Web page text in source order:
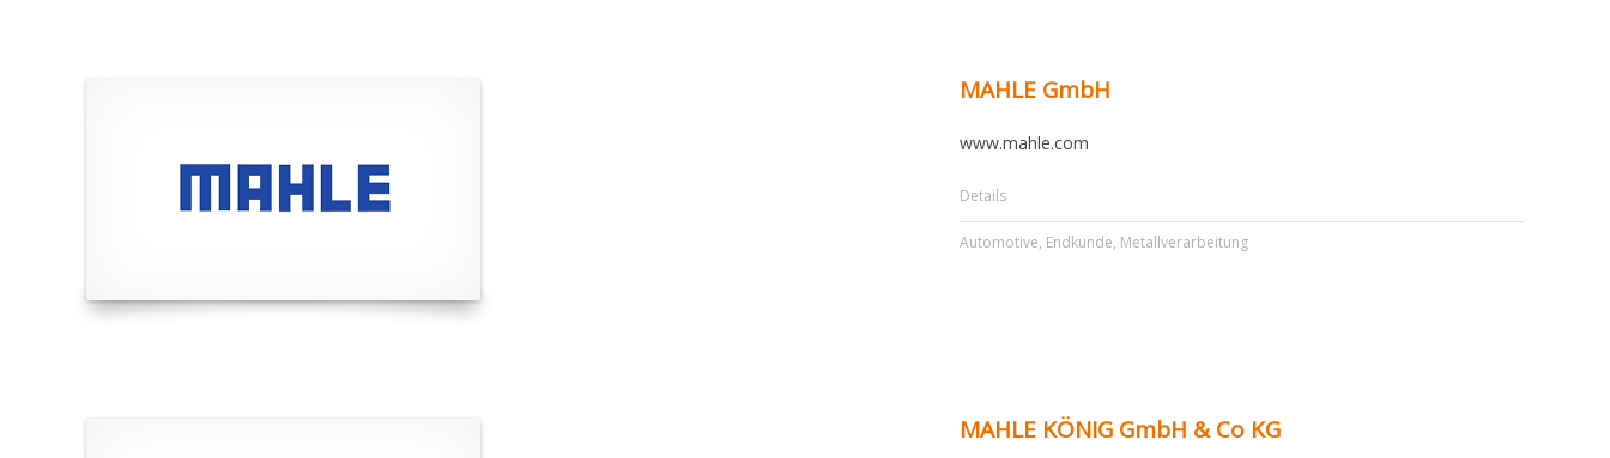
MAHLE GmbH
www.mahle.com
Details
Automotive, Endkunde, Metallverarbeitung
MAHLE KÖNIG GmbH & Co KG